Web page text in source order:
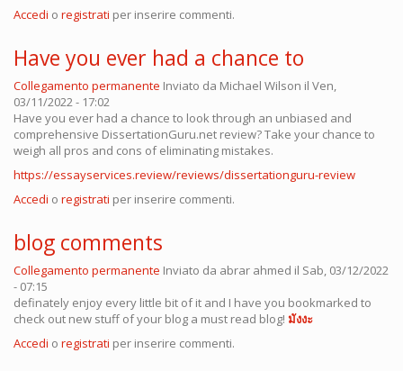
Accedi o registrati per inserire commenti.
Have you ever had a chance to
Collegamento permanente Inviato da Michael Wilson il Ven,
03/11/2022 - 17:02
Have you ever had a chance to look through an unbiased and
comprehensive DissertationGuru.net review? Take your chance to
weigh all pros and cons of eliminating mistakes.
https://essayservices.review/reviews/dissertationguru-review
Accedi o registrati per inserire commenti.
blog comments
Collegamento permanente Inviato da abrar ahmed il Sab, 03/12/2022
- 07:15
definately enjoy every little bit of it and I have you bookmarked to
check out new stuff of your blog a must read blog! มังงะ
Accedi o registrati per inserire commenti.